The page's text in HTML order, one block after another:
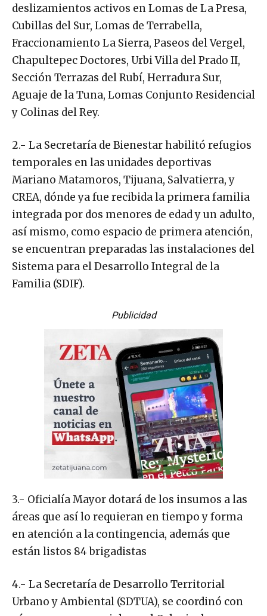
deslizamientos activos en Lomas de La Presa,
Cubillas del Sur, Lomas de Terrabella,
Fraccionamiento La Sierra, Paseos del Vergel,
Chapultepec Doctores, Urbi Villa del Prado II,
Sección Terrazas del Rubí, Herradura Sur,
Aguaje de la Tuna, Lomas Conjunto Residencial
y Colinas del Rey.
2.- La Secretaría de Bienestar habilitó refugios
temporales en las unidades deportivas
Mariano Matamoros, Tijuana, Salvatierra, y
CREA, dónde ya fue recibida la primera familia
integrada por dos menores de edad y un adulto,
así mismo, como espacio de primera atención,
se encuentran preparadas las instalaciones del
Sistema para el Desarrollo Integral de la
Familia (SDIF).
Publicidad
3.- Oficialía Mayor dotará de los insumos a las
áreas que así lo requieran en tiempo y forma
en atención a la contingencia, además que
están listos 84 brigadistas
4.- La Secretaría de Desarrollo Territorial
Urbano y Ambiental (SDTUA), se coordinó con